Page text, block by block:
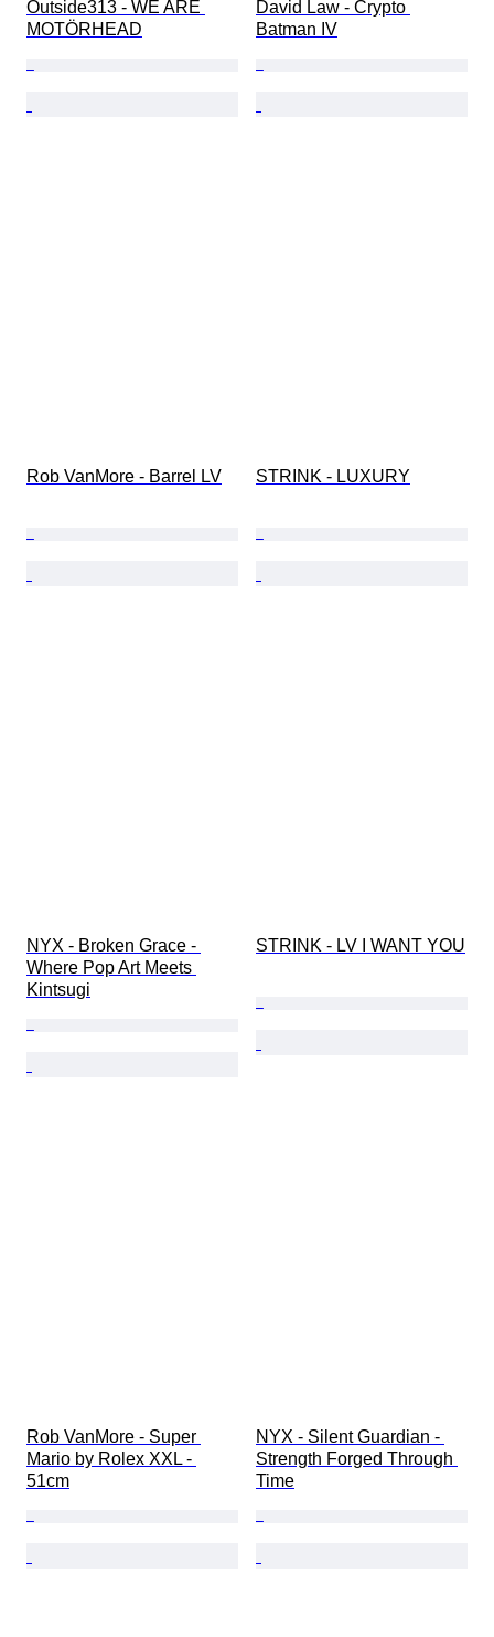
Outside313 - WE ARE
MOTÖRHEAD
David Law - Crypto
Batman IV
Rob VanMore - Barrel LV STRINK - LUXURY
NYX - Broken Grace -
Where Pop Art Meets
Kintsugi
STRINK - LV I WANT YOU
Rob VanMore - Super
Mario by Rolex XXL -
51cm
NYX - Silent Guardian -
Strength Forged Through
Time